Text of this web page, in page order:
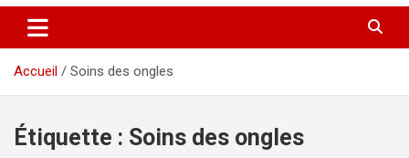
Accueil Soins des ongles
Étiquette : Soins des ongles